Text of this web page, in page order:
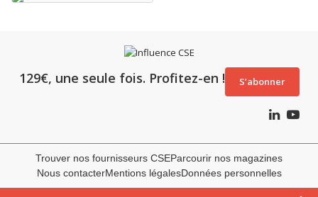
129€, une seule fois. Profitez-en ! S’abonner
Trouver nos fournisseurs CSEParcourir nos magazines
Nous contacterMentions légalesDonnées personnelles